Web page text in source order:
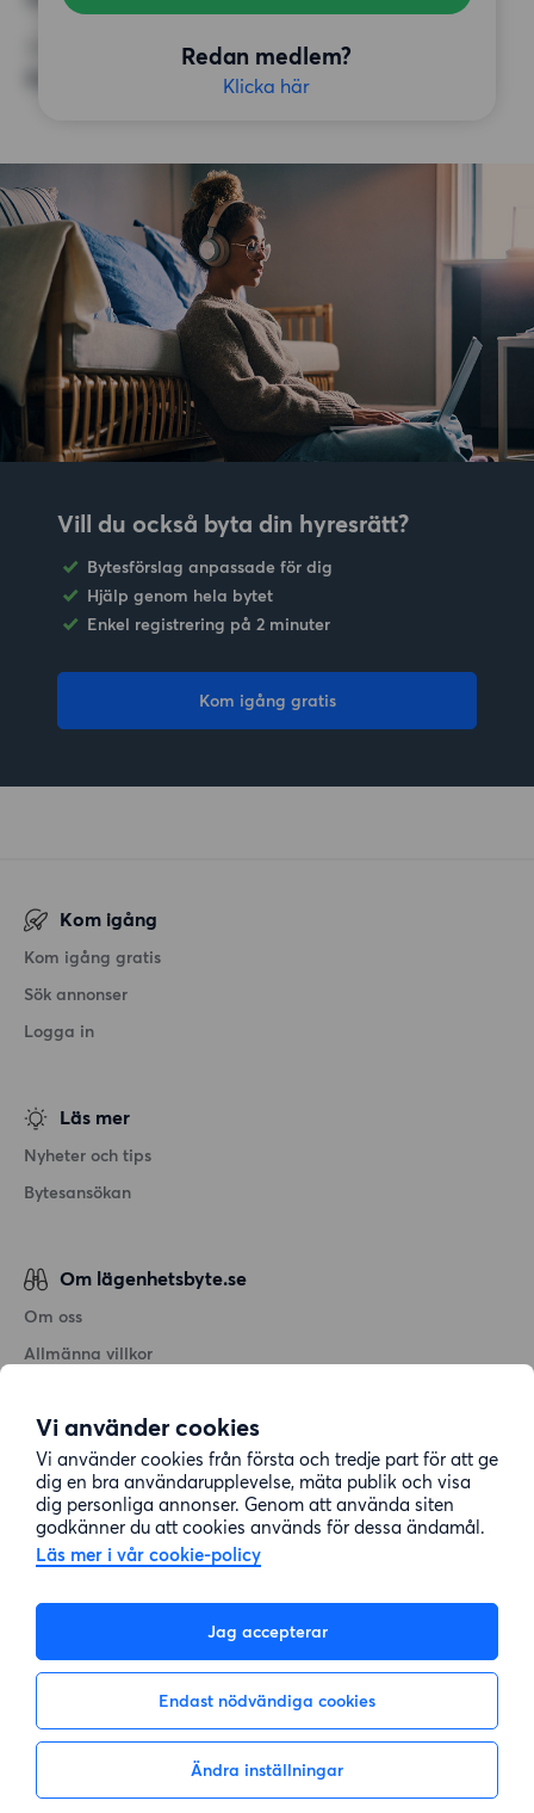
Vi använder cookies
Vi använder cookies från första och tredje part för att ge
dig en bra användarupplevelse, mäta publik och visa
dig personliga annonser. Genom att använda siten
godkänner du att cookies används för dessa ändamål.
Läs mer i vår cookie-policy
Jag accepterar
Endast nödvändiga cookies
Ändra inställningar
Inte intresserad Visa intresse
Redan medlem?
Klicka här
ÖVRIGA PREFERENSER
Vill du också byta din hyresrätt?
Bytesförslag anpassade för dig
Hjälp genom hela bytet
Enkel registrering på 2 minuter
Kom igång gratis
Kom igång
Kom igång gratis
Sök annonser
Logga in
Läs mer
Nyheter och tips
Bytesansökan
Om lägenhetsbyte.se
Om oss
Allmänna villkor
Cookiepolicy
Sitemap
Kundtjänst
08-22 00 90
E-post: